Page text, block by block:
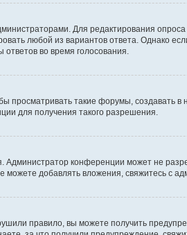
Для редактирования
любой из вариантов ответа. Однако
во время голосования.
такие форумы, создавать
для получения такого разрешения.
конференции может не
добавлять вложения, свяжитесь с
правило, вы можете получить